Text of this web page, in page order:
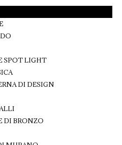
SPOT LIGHT
DI DESIGN
DI BRONZO